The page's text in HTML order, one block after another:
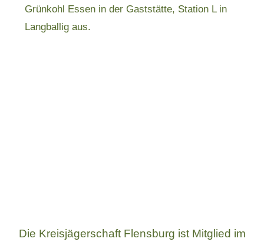
Grünkohl Essen in der Gaststätte, Station L in
Langballig aus.
Die Kreisjägerschaft Flensburg ist Mitglied im